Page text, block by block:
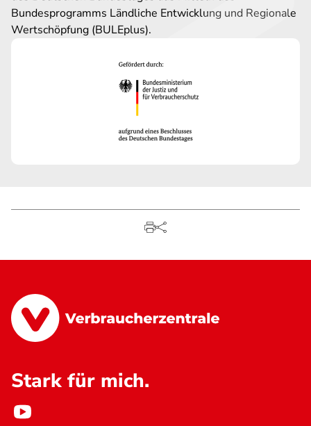
Bundesprogramms Ländliche Entwicklung und Regionale
Wertschöpfung (BULEplus).
Stark für mich.